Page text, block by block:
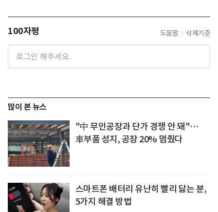
100자평 도움말 삭제기준
많이 본 뉴스
"中 무인공장과 단가 경쟁 안 돼"…
車부품 성지, 공장 20% 멈췄다
스마트폰 배터리 유난히 빨리 닳는 분,
5가지 해결 방법